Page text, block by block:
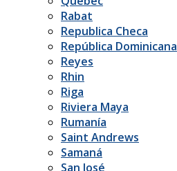
Rabat
Republica Checa
República Dominicana
Reyes
Rhin
Riga
Riviera Maya
Rumanía
Saint Andrews
Samaná
San José